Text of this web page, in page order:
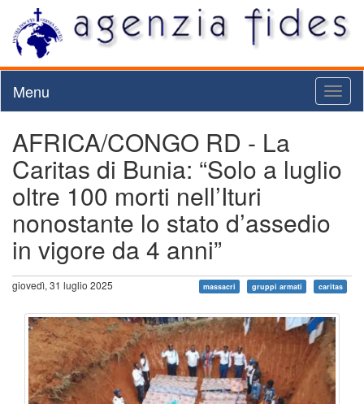
Menu
AFRICA/CONGO RD - La
Caritas di Bunia: “Solo a luglio
oltre 100 morti nell’Ituri
nonostante lo stato d’assedio
in vigore da 4 anni”
giovedì, 31 luglio 2025 massacri gruppi armati caritas